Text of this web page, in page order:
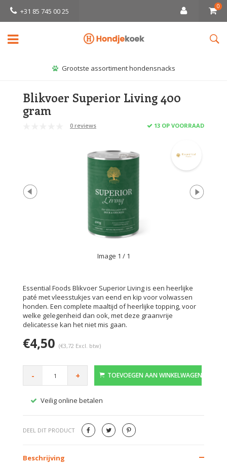
+31 85 745 00 25
0
Grootste assortiment hondensnacks
Blikvoer Superior Living 400
gram
0 reviews 13 OP VOORRAAD
Image 1 / 1
Essential Foods Blikvoer Superior Living is een heerlijke
paté met vleesstukjes van eend en kip voor volwassen
honden. Een complete maaltijd of heerlijke topping, voor
welke gelegenheid dan ook, met deze graanvrije
delicatesse kan het niet mis gaan.
€4,50 (€3,72 Excl. btw)
- + TOEVOEGEN AAN WINKELWAGEN
Veilig online betalen
DEEL DIT PRODUCT
Beschrijving